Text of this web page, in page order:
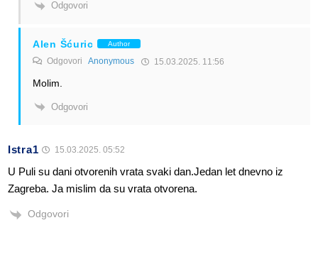
Odgovori
Alen Šćuric Author
Odgovori Anonymous 15.03.2025. 11:56
Molim.
Odgovori
Istra1 15.03.2025. 05:52
U Puli su dani otvorenih vrata svaki dan.Jedan let dnevno iz
Zagreba. Ja mislim da su vrata otvorena.
Odgovori